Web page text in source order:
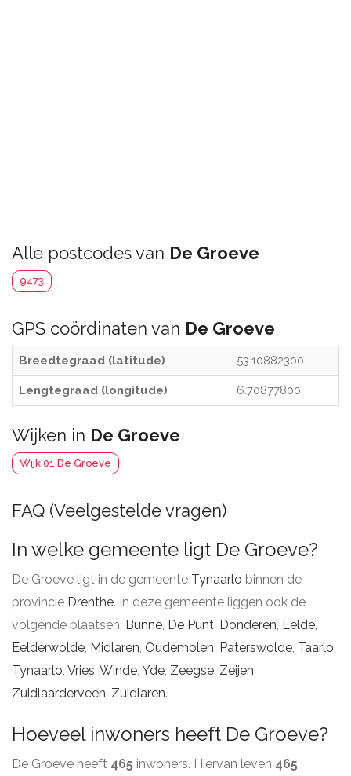
Alle postcodes van De Groeve
9473
GPS coördinaten van De Groeve
Breedtegraad (latitude) 53.10882300
Lengtegraad (longitude) 6.70877800
Wijken in De Groeve
Wijk 01 De Groeve
FAQ (Veelgestelde vragen)
In welke gemeente ligt De Groeve?
De Groeve ligt in de gemeente Tynaarlo binnen de
provincie Drenthe. In deze gemeente liggen ook de
volgende plaatsen: Bunne, De Punt, Donderen, Eelde,
Eelderwolde, Midlaren, Oudemolen, Paterswolde, Taarlo,
Tynaarlo, Vries, Winde, Yde, Zeegse, Zeijen,
Zuidlaarderveen, Zuidlaren.
Hoeveel inwoners heeft De Groeve?
De Groeve heeft 465 inwoners. Hiervan leven 465